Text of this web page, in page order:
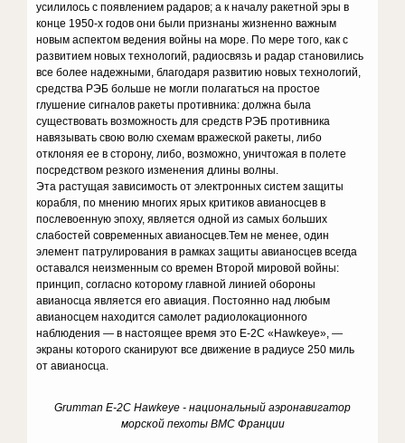
усилилось с появлением радаров; а к началу ракетной эры в
конце 1950-х годов они были признаны жизненно важным
новым аспектом ведения войны на море. По мере того, как с
развитием новых технологий, радиосвязь и радар становились
все более надежными, благодаря развитию новых технологий,
средства РЭБ больше не могли полагаться на простое
глушение сигналов ракеты противника: должна была
существовать возможность для средств РЭБ противника
навязывать свою волю схемам вражеской ракеты, либо
отклоняя ее в сторону, либо, возможно, уничтожая в полете
посредством резкого изменения длины волны.
Эта растущая зависимость от электронных систем защиты
корабля, по мнению многих ярых критиков авианосцев в
послевоенную эпоху, является одной из самых больших
слабостей современных авианосцев.Тем не менее, один
элемент патрулирования в рамках защиты авианосцев всегда
оставался неизменным со времен Второй мировой войны:
принцип, согласно которому главной линией обороны
авианосца является его авиация. Постоянно над любым
авианосцем находится самолет радиолокационного
наблюдения — в настоящее время это E-2C «Hawkeye», —
экраны которого сканируют все движение в радиусе 250 миль
от авианосца.
Grumman E-2C Hawkeye - национальный аэронавигатор
морской пехоты ВМС Франции